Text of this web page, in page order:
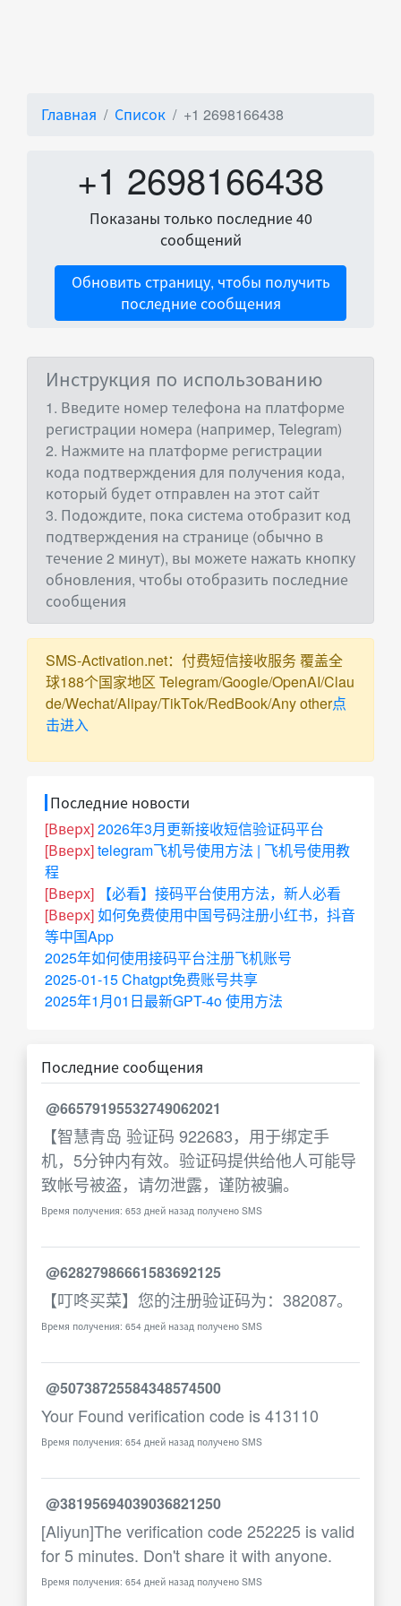
Главная Список +1 2698166438
+1 2698166438
Показаны только последние 40
сообщений
Обновить страницу, чтобы получить
последние сообщения
Инструкция по использованию
1. Введите номер телефона на платформе
регистрации номера (например, Telegram)
2. Нажмите на платформе регистрации
кода подтверждения для получения кода,
который будет отправлен на этот сайт
3. Подождите, пока система отобразит код
подтверждения на странице (обычно в
течение 2 минут), вы можете нажать кнопку
обновления, чтобы отобразить последние
сообщения
SMS-Activation.net：付费短信接收服务 覆盖全
球188个国家地区 Telegram/Google/OpenAI/Clau
de/Wechat/Alipay/TikTok/RedBook/Any other点
击进入
Последние новости
[Вверх]2026年3月更新接收短信验证码平台
[Вверх]telegram飞机号使用方法 | 飞机号使用教
程
[Вверх]
【必看】接码平台使用方法，新人必看
[Вверх]如何免费使用中国号码注册小红书，抖音
等中国App
2025年如何使用接码平台注册飞机账号
2025-01-15 Chatgpt免费账号共享
2025年1月01日最新GPT-4o 使用方法
Последние сообщения
@66579195532749062021
【智慧青岛 验证码 922683，用于绑定手
机，5分钟内有效。验证码提供给他人可能导
致帐号被盗，请勿泄露，谨防被骗。
Время получения: 653 дней назад получено SMS
@62827986661583692125
【叮咚买菜】您的注册验证码为：382087。
Время получения: 654 дней назад получено SMS
@50738725584348574500
Your Found verification code is 413110
Время получения: 654 дней назад получено SMS
@38195694039036821250
[Aliyun]The verification code 252225 is valid
for 5 minutes. Don't share it with anyone.
Время получения: 654 дней назад получено SMS